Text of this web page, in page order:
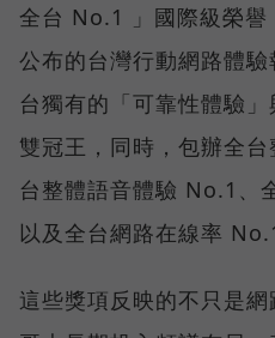
全台 No.1 」國際級榮
公布的台灣行動網路體
台獨有的「可靠性體驗
雙冠王，同時，包辦全
台整體語音體驗 No.1、
以及全台網路在線率
這些獎項反映的不只是